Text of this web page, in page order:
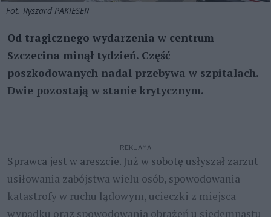
Fot. Ryszard PAKIESER
Od tragicznego wydarzenia w centrum
Szczecina minął tydzień. Część
poszkodowanych nadal przebywa w szpitalach.
Dwie pozostają w stanie krytycznym.
REKLAMA
Sprawca jest w areszcie. Już w sobotę usłyszał zarzut
usiłowania zabójstwa wielu osób, spowodowania
katastrofy w ruchu lądowym, ucieczki z miejsca
wypadku oraz spowodowania obrażeń u siedemnastu